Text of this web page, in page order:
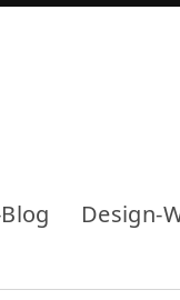
Design-